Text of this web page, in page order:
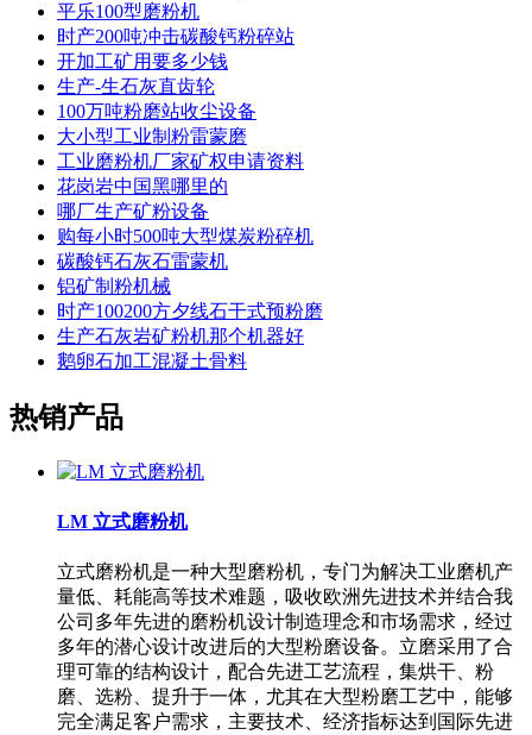
平乐100型磨粉机
时产200吨冲击碳酸钙粉碎站
开加工矿用要多少钱
生产-生石灰直齿轮
100万吨粉磨站收尘设备
大小型工业制粉雷蒙磨
工业磨粉机厂家矿权申请资料
花岗岩中国黑哪里的
哪厂生产矿粉设备
购每小时500吨大型煤炭粉碎机
碳酸钙石灰石雷蒙机
铝矿制粉机械
时产100200方夕线石干式预粉磨
生产石灰岩矿粉机那个机器好
鹅卵石加工混凝土骨料
热销产品
LM 立式磨粉机
立式磨粉机是一种大型磨粉机，专门为解决工业磨机产
量低、耗能高等技术难题，吸收欧洲先进技术并结合我
公司多年先进的磨粉机设计制造理念和市场需求，经过
多年的潜心设计改进后的大型粉磨设备。立磨采用了合
理可靠的结构设计，配合先进工艺流程，集烘干、粉
磨、选粉、提升于一体，尤其在大型粉磨工艺中，能够
完全满足客户需求，主要技术、经济指标达到国际先进